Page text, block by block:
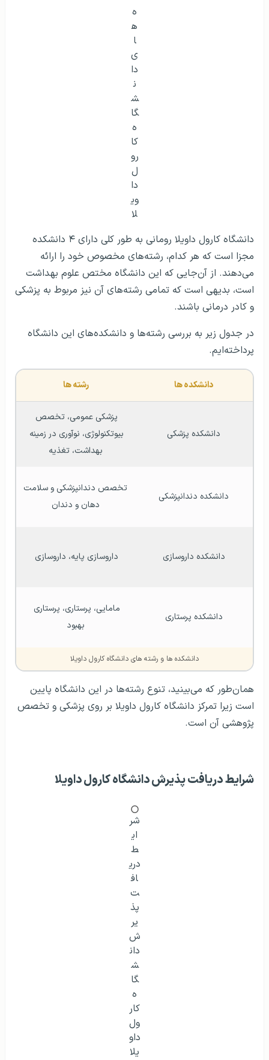
ه‌
ه
ا
ی
دا
ن
ش
گا
ه
کا
رو
ل
دا
وی
لا
دانشگاه کارول داویلا رومانی به طور کلی دارای ۴ دانشکده
مجزا است که هر کدام، رشته‌های مخصوص خود را ارائه
می‌دهند. از آن‌جایی که این دانشگاه مختص علوم بهداشت
است، بدیهی است که تمامی رشته‌های آن نیز مربوط به پزشکی
و کادر درمانی باشند.
در جدول زیر به بررسی رشته‌ها و دانشکده‌های این دانشگاه
پرداخته‌ایم.
دانشکده ها رشته ها
دانشکده پزشکی
بهداشت، تغذیه
دانشکده دندانپزشکی
دهان و دندان
دانشکده داروسازی داروسازی پایه، داروسازی
دانشکده پرستاری
بهبود
دانشکده ها و رشته های دانشگاه کارول داویلا
همان‌طور که می‌بینید، تنوع رشته‌ها در این دانشگاه پایین
است زیرا تمرکز دانشگاه کارول داویلا بر روی پزشکی و تخصص
پژوهشی آن است.
شرایط دریافت پذیرش دانشگاه کارول داویلا
شر
ای
ط
دری
اف
ت
پذ
یر
ش
دان
ش
گا
ه
کار
ول
داو
یلا